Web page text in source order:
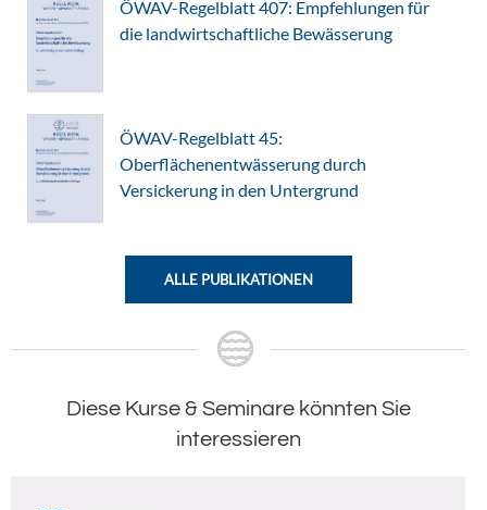
ÖWAV-Regelblatt 407: Empfehlungen für
die landwirtschaftliche Bewässerung
ÖWAV-Regelblatt 45:
Oberflächenentwässerung durch
Versickerung in den Untergrund
ALLE PUBLIKATIONEN
Diese Kurse & Seminare könnten Sie
interessieren